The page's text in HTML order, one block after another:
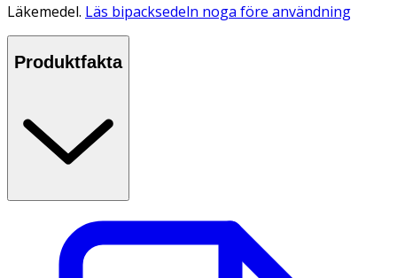
Läkemedel. Läs bipacksedeln noga före användning
Produktfakta